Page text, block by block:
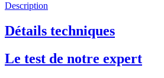
Description
Détails techniques
Le test de notre expert